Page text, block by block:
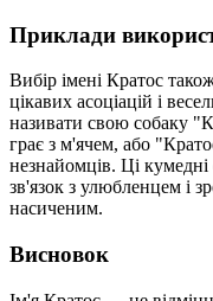
Приклади
Вибір імені Кратос
цікавих асоціацій і
називати свою собаку
грає з м'ячем, або
незнайомців. Ці
зв'язок з улюбленцем і
насиченим.
Висновок